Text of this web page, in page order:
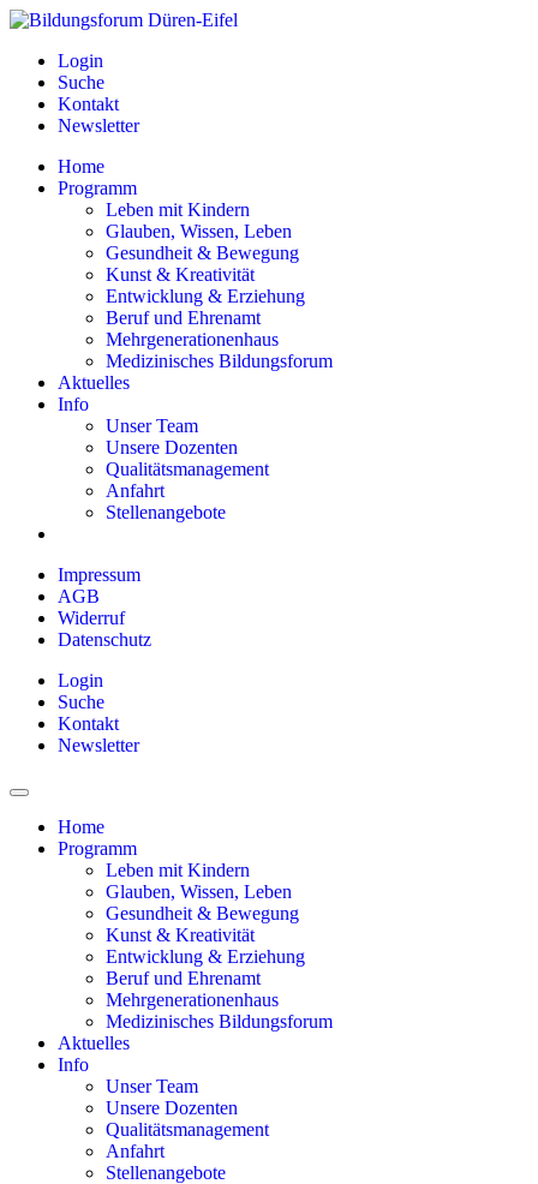
Login
Suche
Kontakt
Newsletter
Home
Programm
Leben mit Kindern
Glauben, Wissen, Leben
Gesundheit & Bewegung
Kunst & Kreativität
Entwicklung & Erziehung
Beruf und Ehrenamt
Mehrgenerationenhaus
Medizinisches Bildungsforum
Aktuelles
Info
Unser Team
Unsere Dozenten
Qualitätsmanagement
Anfahrt
Stellenangebote
Impressum
AGB
Widerruf
Datenschutz
Login
Suche
Kontakt
Newsletter
Home
Programm
Leben mit Kindern
Glauben, Wissen, Leben
Gesundheit & Bewegung
Kunst & Kreativität
Entwicklung & Erziehung
Beruf und Ehrenamt
Mehrgenerationenhaus
Medizinisches Bildungsforum
Aktuelles
Info
Unser Team
Unsere Dozenten
Qualitätsmanagement
Anfahrt
Stellenangebote